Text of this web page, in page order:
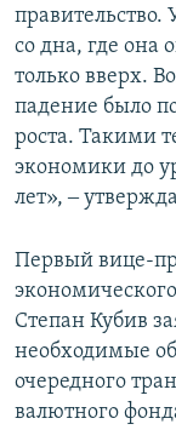
со дна, где она
только вверх.
падение было
роста. Такими
экономики до
лет», ‒
Первый вице-
Степан Кубив
необходимые
очередного
валютного